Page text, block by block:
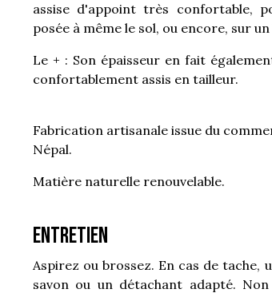
assise d'appoint très confortable,
posée à même le sol, ou encore, sur
Le + : Son épaisseur en fait
confortablement assis en tailleur.
Fabrication artisanale issue du
Népal.
Matière naturelle renouvelable.
Entretien
Aspirez ou brossez. En cas de tache,
savon ou un détachant adapté.